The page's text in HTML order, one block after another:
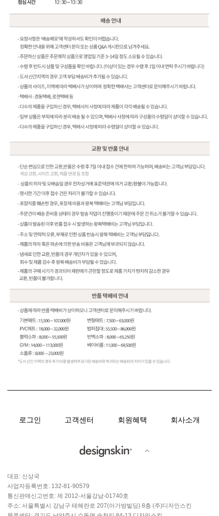
로그인 고객센터 회원혜택 회사소개
대표: 신상국
사업자등록번호: 132-81-90579
통신판매신고번호: 제 2012-서울강남-01740호
주소: 서울특별시 강남구 테헤란로 207(아가방빌딩) 8층 (주)디자인스킨